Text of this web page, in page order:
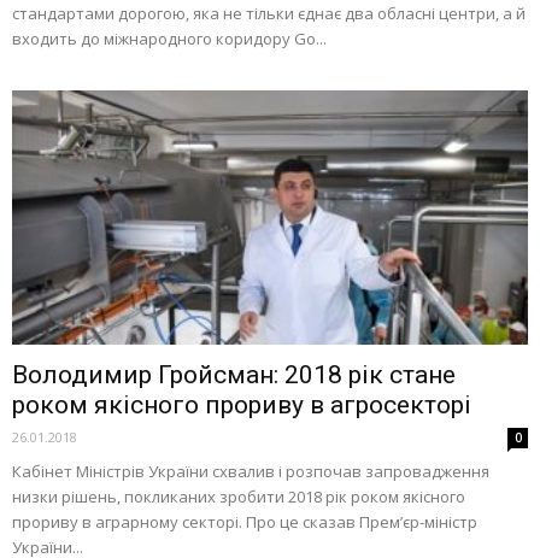
стандартами дорогою, яка не тільки єднає два обласні центри, а й
входить до міжнародного коридору Go...
Володимир Гройсман: 2018 рік стане
роком якісного прориву в агросекторі
26.01.2018 0
Кабінет Міністрів України схвалив і розпочав запровадження
низки рішень, покликаних зробити 2018 рік роком якісного
прориву в аграрному секторі. Про це сказав Прем’єр-міністр
України...